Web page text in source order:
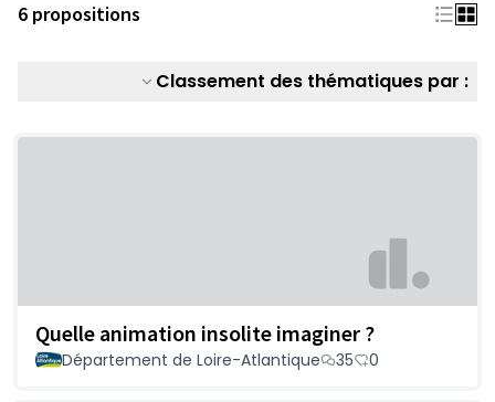
6 propositions
Classement des thématiques par :
Quelle animation insolite imaginer ?
Département de Loire-Atlantique 35 0